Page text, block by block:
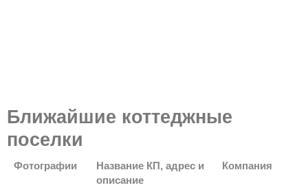
Ближайшие коттеджные
поселки
Фотографии
Название КП, адрес и
описание
Компания